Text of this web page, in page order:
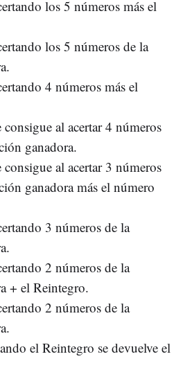
los 5 números más el
los 5 números de la
4 números más el
consigue al acertar 4 números
ganadora.
consigue al acertar 3 números
ganadora más el número
3 números de la
2 números de la
+ el Reintegro.
2 números de la
el Reintegro se devuelve el